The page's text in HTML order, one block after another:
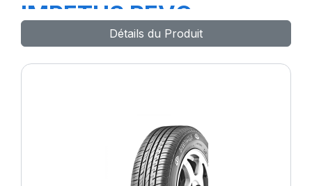
IMPETUS REVO
Détails du Produit